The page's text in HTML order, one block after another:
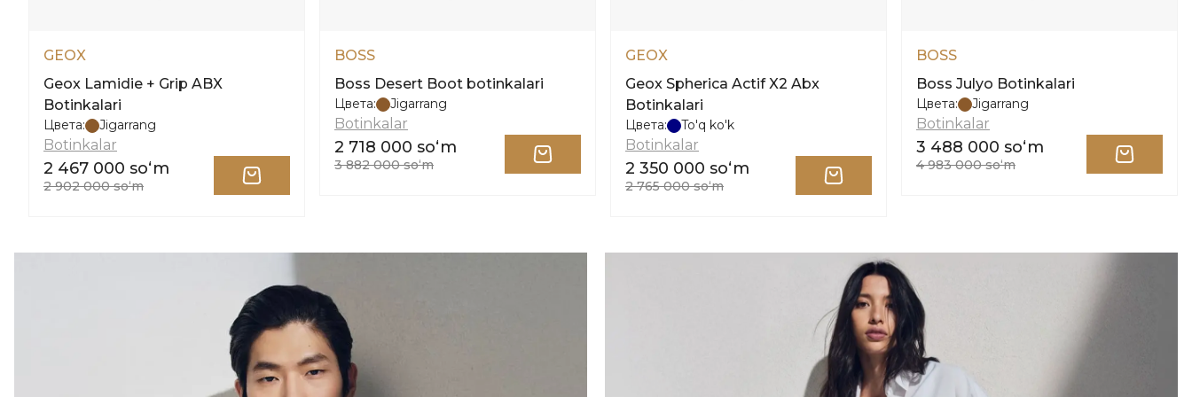
GEOX
Geox Lamidie + Grip ABX
Botinkalari
Цвета: Jigarrang
Botinkalar
2 467 000 soʻm
2 902 000 soʻm
BOSS
Boss Desert Boot botinkalari
Цвета: Jigarrang
Botinkalar
2 718 000 soʻm
3 882 000 soʻm
GEOX
Geox Spherica Actif X2 Abx
Botinkalari
Цвета: To'q ko'k
Botinkalar
2 350 000 soʻm
2 765 000 soʻm
BOSS
Boss Julyo Botinkalari
Цвета: Jigarrang
Botinkalar
3 488 000 soʻm
4 983 000 soʻm